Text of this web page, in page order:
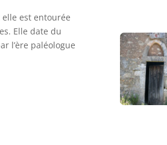
elle est entourée
Elle date du
l’ère paléologue